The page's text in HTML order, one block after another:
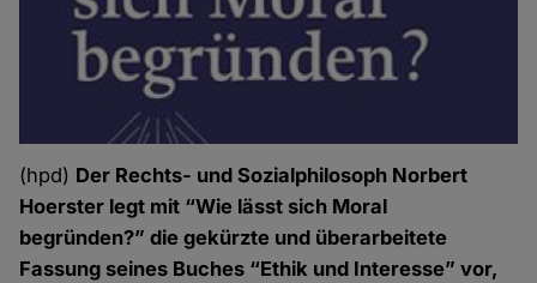
(hpd) Der Rechts- und Sozialphilosoph Norbert
Hoerster legt mit “Wie lässt sich Moral
begründen?” die gekürzte und überarbeitete
Fassung seines Buches “Ethik und Interesse” vor,